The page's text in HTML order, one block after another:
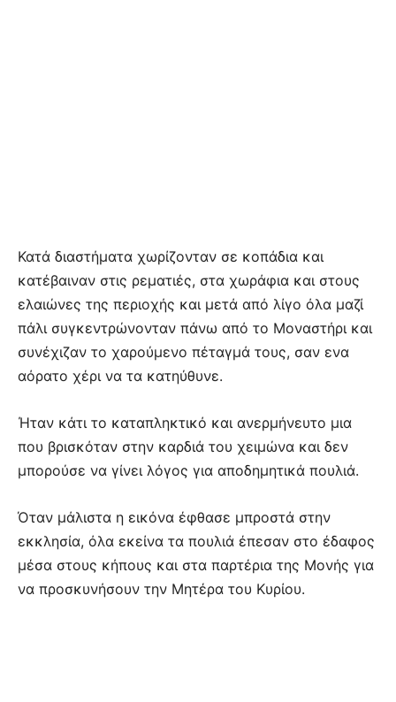
Κατά διαστήματα χωρίζονταν σε κοπάδια και
κατέβαιναν στις ρεματιές, στα χωράφια και στους
ελαιώνες της περιοχής και μετά από λίγο όλα μαζί
πάλι συγκεντρώνονταν πάνω από το Μοναστήρι και
συνέχιζαν το χαρούμενο πέταγμά τους, σαν ενα
αόρατο χέρι να τα κατηύθυνε.
Ήταν κάτι το καταπληκτικό και ανερμήνευτο μια
που βρισκόταν στην καρδιά του χειμώνα και δεν
μπορούσε να γίνει λόγος για αποδημητικά πουλιά.
Όταν μάλιστα η εικόνα έφθασε μπροστά στην
εκκλησία, όλα εκείνα τα πουλιά έπεσαν στο έδαφος
μέσα στους κήπους και στα παρτέρια της Μονής για
να προσκυνήσουν την Μητέρα του Κυρίου.